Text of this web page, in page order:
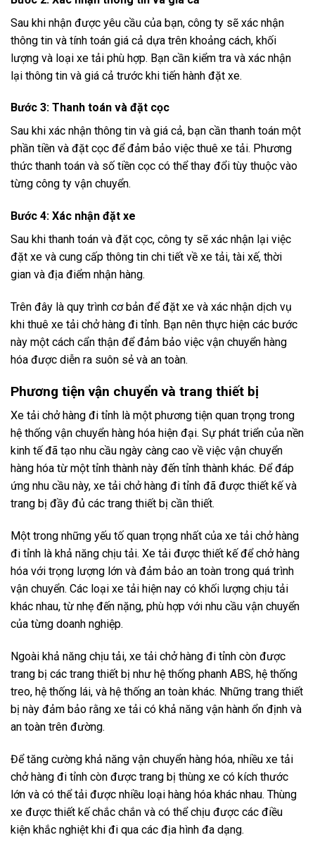
Sau khi nhận được yêu cầu của bạn, công ty sẽ xác nhận
thông tin và tính toán giá cả dựa trên khoảng cách, khối
lượng và loại xe tải phù hợp. Bạn cần kiểm tra và xác nhận
lại thông tin và giá cả trước khi tiến hành đặt xe.
Bước 3: Thanh toán và đặt cọc
Sau khi xác nhận thông tin và giá cả, bạn cần thanh toán một
phần tiền và đặt cọc để đảm bảo việc thuê xe tải. Phương
thức thanh toán và số tiền cọc có thể thay đổi tùy thuộc vào
từng công ty vận chuyển.
Bước 4: Xác nhận đặt xe
Sau khi thanh toán và đặt cọc, công ty sẽ xác nhận lại việc
đặt xe và cung cấp thông tin chi tiết về xe tải, tài xế, thời
gian và địa điểm nhận hàng.
Trên đây là quy trình cơ bản để đặt xe và xác nhận dịch vụ
khi thuê xe tải chở hàng đi tỉnh. Bạn nên thực hiện các bước
này một cách cẩn thận để đảm bảo việc vận chuyển hàng
hóa được diễn ra suôn sẻ và an toàn.
Phương tiện vận chuyển và trang thiết bị
Xe tải chở hàng đi tỉnh là một phương tiện quan trọng trong
hệ thống vận chuyển hàng hóa hiện đại. Sự phát triển của nền
kinh tế đã tạo nhu cầu ngày càng cao về việc vận chuyển
hàng hóa từ một tỉnh thành này đến tỉnh thành khác. Để đáp
ứng nhu cầu này, xe tải chở hàng đi tỉnh đã được thiết kế và
trang bị đầy đủ các trang thiết bị cần thiết.
Một trong những yếu tố quan trọng nhất của xe tải chở hàng
đi tỉnh là khả năng chịu tải. Xe tải được thiết kế để chở hàng
hóa với trọng lượng lớn và đảm bảo an toàn trong quá trình
vận chuyển. Các loại xe tải hiện nay có khối lượng chịu tải
khác nhau, từ nhẹ đến nặng, phù hợp với nhu cầu vận chuyển
của từng doanh nghiệp.
Ngoài khả năng chịu tải, xe tải chở hàng đi tỉnh còn được
trang bị các trang thiết bị như hệ thống phanh ABS, hệ thống
treo, hệ thống lái, và hệ thống an toàn khác. Những trang thiết
bị này đảm bảo rằng xe tải có khả năng vận hành ổn định và
an toàn trên đường.
Để tăng cường khả năng vận chuyển hàng hóa, nhiều xe tải
chở hàng đi tỉnh còn được trang bị thùng xe có kích thước
lớn và có thể tải được nhiều loại hàng hóa khác nhau. Thùng
xe được thiết kế chắc chắn và có thể chịu được các điều
kiện khắc nghiệt khi đi qua các địa hình đa dạng.